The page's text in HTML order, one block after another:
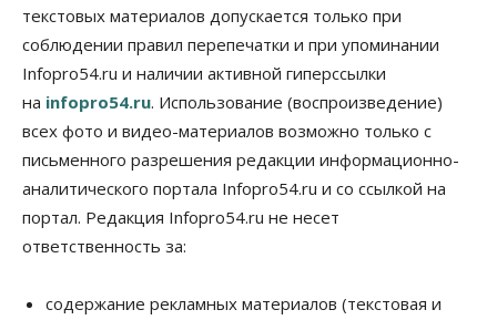
Деньгами будут распоряжаться дети: в десяти
школах Новосибирской области введут
инициативное бюджетирование
07 Августа 2026, 11:00
Общество Право&Порядок
В Новосибирске руководителя отдела полиции
заключили под стражу
07 Августа 2026, 10:15
Новосибирской области, но режима ЧС не будет
текстовых материалов допускается только при
соблюдении правил перепечатки и при упоминании
Infopro54.ru и наличии активной гиперссылки
на infopro54.ru. Использование (воспроизведение)
всех фото и видео-материалов возможно только с
письменного разрешения редакции информационно-
аналитического портала Infopro54.ru и со ссылкой на
портал. Редакция Infopro54.ru не несет
ответственность за:
содержание рекламных материалов (текстовая и